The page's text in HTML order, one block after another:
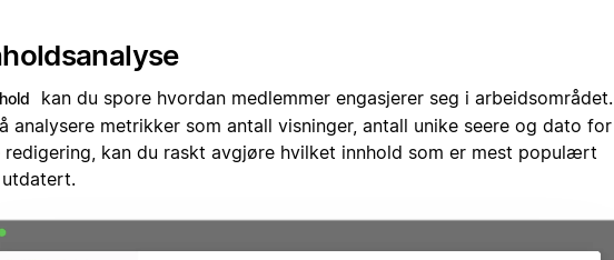
kan du spore hvordan medlemmer engasjerer seg i arbeidsområdet.
analysere metrikker som antall visninger, antall unike seere og dato for
redigering, kan du raskt avgjøre hvilket innhold som er mest populært